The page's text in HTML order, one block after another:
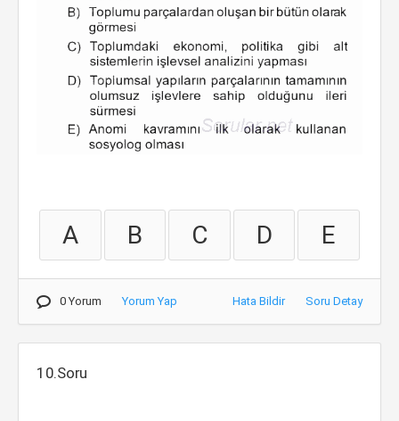
A B C D E
0 Yorum Yorum Yap Hata Bildir Soru Detay
10.Soru